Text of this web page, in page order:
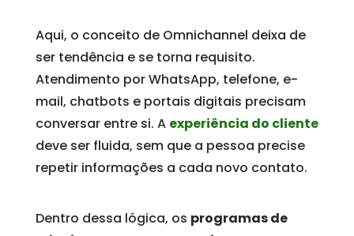
Aqui, o conceito de Omnichannel deixa de
ser tendência e se torna requisito.
Atendimento por WhatsApp, telefone, e-
mail, chatbots e portais digitais precisam
conversar entre si. A experiência do cliente
deve ser fluida, sem que a pessoa precise
repetir informações a cada novo contato.
Dentro dessa lógica, os programas de